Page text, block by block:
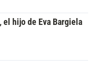
hijo de Eva Bargiela